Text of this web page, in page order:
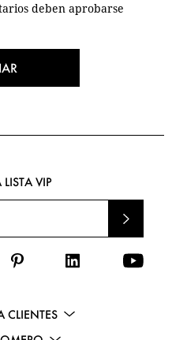
deben aprobarse
CLIENTES
VIP
ENVI
AR